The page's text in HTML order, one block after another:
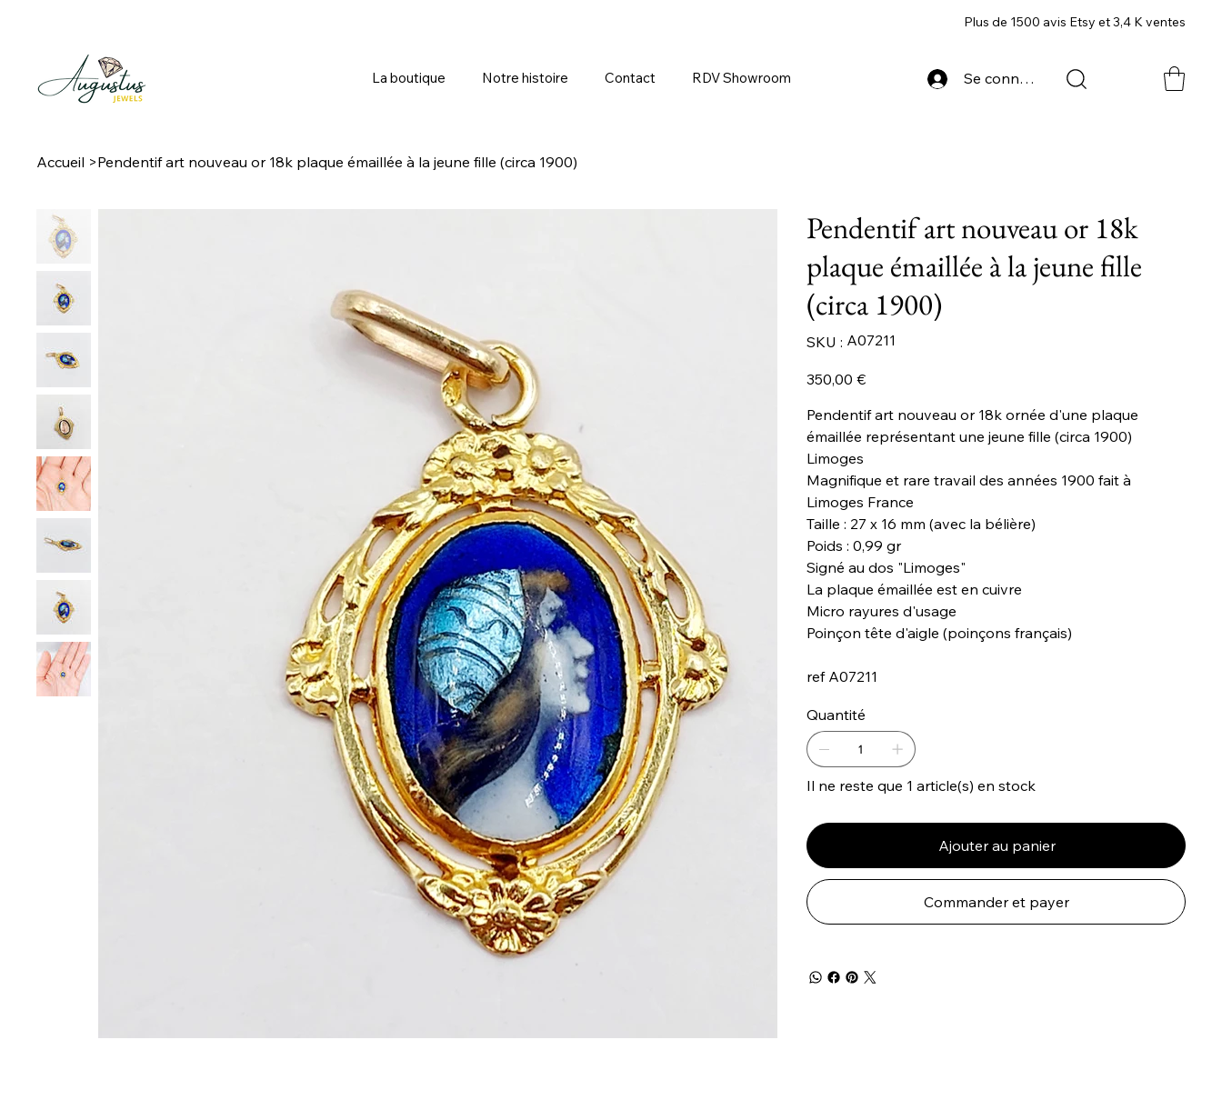
La boutique Notre histoire Contact RDV Showroom Se connecter
Plus de 1500 avis Etsy et 3,4 K ventes
Accueil >Pendentif art nouveau or 18k plaque émaillée à la jeune fille (circa 1900)
Pendentif art nouveau or 18k
plaque émaillée à la jeune fille
(circa 1900)
SKU :
SKU
A07211
A07211
Prix
350,00 €
Pendentif art nouveau or 18k ornée d'une plaque
émaillée représentant une jeune fille (circa 1900)
Limoges
Magnifique et rare travail des années 1900 fait à
Limoges France
Taille : 27 x 16 mm (avec la bélière)
Poids : 0,99 gr
Signé au dos "Limoges"
La plaque émaillée est en cuivre
Micro rayures d'usage
Poinçon tête d'aigle (poinçons français)
ref A07211
Quantité
Il ne reste que 1 article(s) en stock
Ajouter au panier
Commander et payer